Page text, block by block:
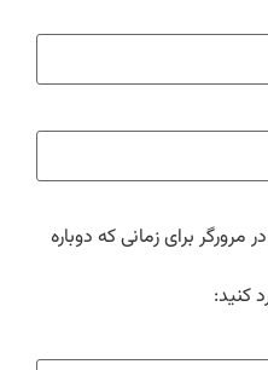
برای زمانی که دوباره
کنید: